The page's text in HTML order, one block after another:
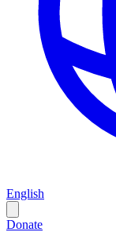
English
Donate